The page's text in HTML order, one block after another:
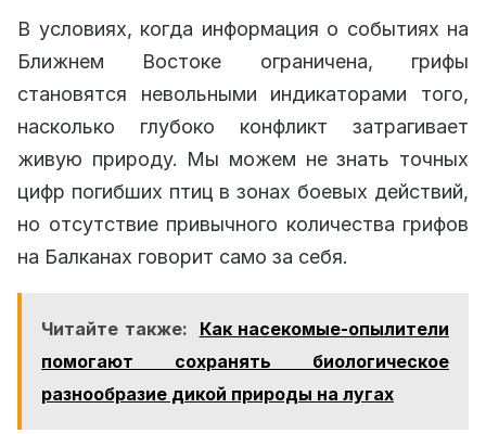
В условиях, когда информация о событиях на
Ближнем Востоке ограничена, грифы
становятся невольными индикаторами того,
насколько глубоко конфликт затрагивает
живую природу. Мы можем не знать точных
цифр погибших птиц в зонах боевых действий,
но отсутствие привычного количества грифов
на Балканах говорит само за себя.
Читайте также:
Как насекомые-опылители
помогают сохранять биологическое
разнообразие дикой природы на лугах